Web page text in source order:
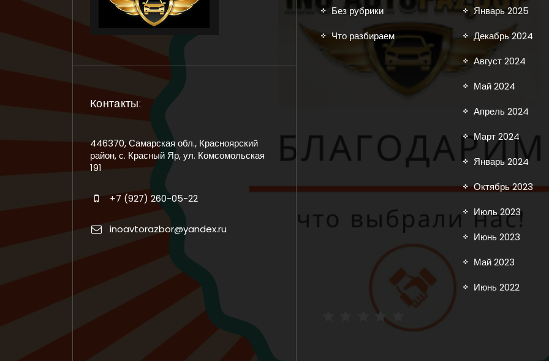
Контакты:
446370, Самарская обл., Красноярский
район, с. Красный Яр, ул. Комсомольская
191
+7 (927) 260-05-22
inoavtorazbor@yandex.ru
Без рубрики
Что разбираем
Январь 2025
Декабрь 2024
Август 2024
Май 2024
Апрель 2024
Март 2024
Январь 2024
Октябрь 2023
Июль 2023
Июнь 2023
Май 2023
Июнь 2022
Рейтинг: 5 из 5.